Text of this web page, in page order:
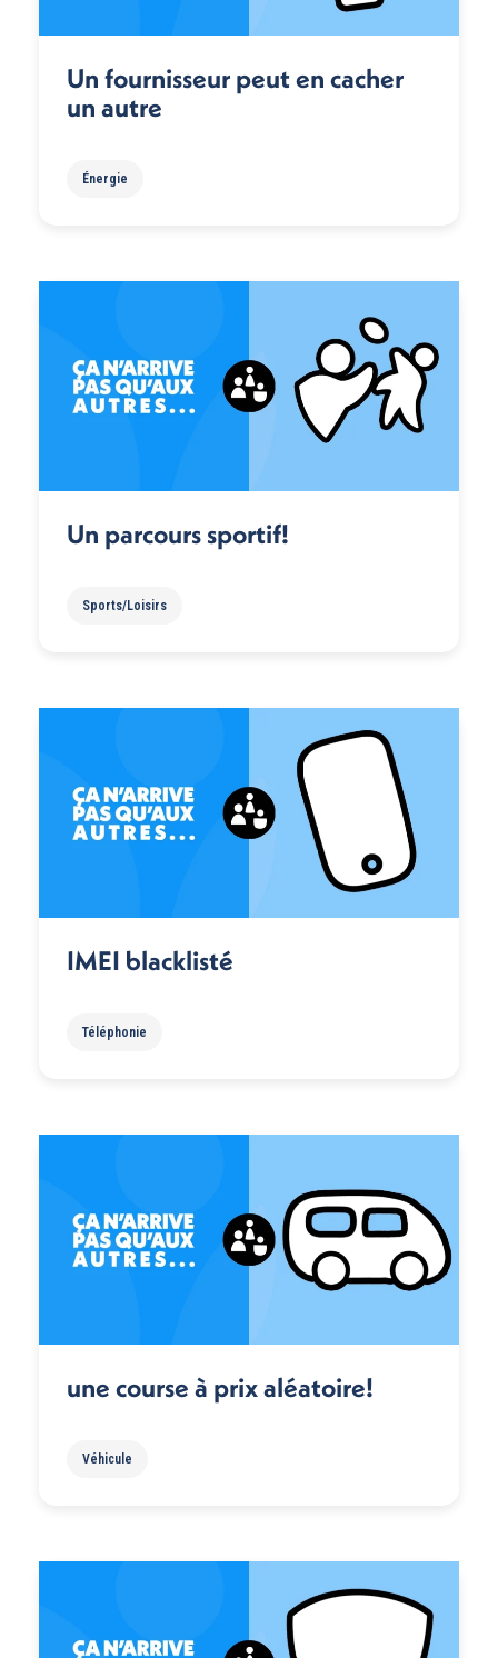
Un fournisseur peut en cacher
un autre
Énergie
Un parcours sportif!
Sports/Loisirs
IMEI blacklisté
Téléphonie
une course à prix aléatoire!
Véhicule